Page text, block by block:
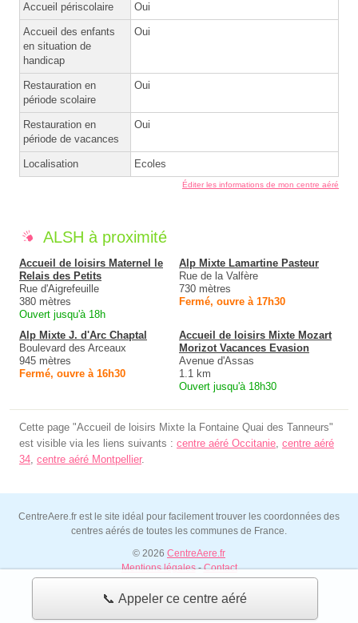
📞 Appeler ce centre aéré
Accueil périscolaire Oui
Accueil des enfants
en situation de
handicap
Oui
Restauration en
période scolaire
Oui
Restauration en
période de vacances
Oui
Localisation Ecoles
Éditer les informations de mon centre aéré
ALSH à proximité
Accueil de loisirs Maternel le
Relais des Petits
Rue d'Aigrefeuille
380 mètres
Ouvert jusqu'à 18h
Alp Mixte Lamartine Pasteur
Rue de la Valfère
730 mètres
Fermé, ouvre à 17h30
Alp Mixte J. d'Arc Chaptal
Boulevard des Arceaux
945 mètres
Fermé, ouvre à 16h30
Accueil de loisirs Mixte Mozart
Morizot Vacances Evasion
Avenue d'Assas
1.1 km
Ouvert jusqu'à 18h30
Cette page "Accueil de loisirs Mixte la Fontaine Quai des Tanneurs"
est visible via les liens suivants : centre aéré Occitanie, centre aéré
34, centre aéré Montpellier.
CentreAere.fr est le site idéal pour facilement trouver les coordonnées des
centres aérés de toutes les communes de France.
© 2026 CentreAere.fr
Mentions légales-Contact